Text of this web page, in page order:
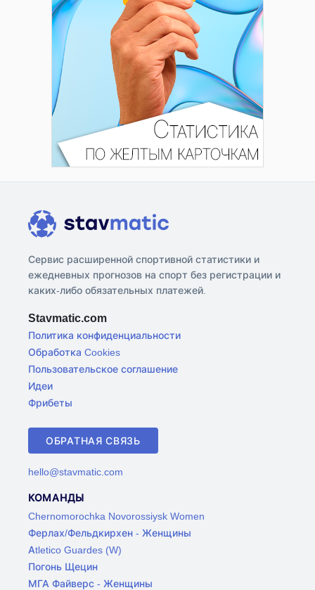
Сервис расширенной спортивной статистики и
ежедневных прогнозов на спорт без регистрации и
каких-либо обязательных платежей.
Stavmatic.com
Политика конфиденциальности
Обработка Cookies
Пользовательское соглашение
Идеи
Фрибеты
ОБРАТНАЯ СВЯЗЬ
hello@stavmatic.com
КОМАНДЫ
Chernomorochka Novorossiysk Women
Ферлах/Фельдкирхен - Женщины
Atletico Guardes (W)
Погонь Щецин
МГА Файверс - Женщины